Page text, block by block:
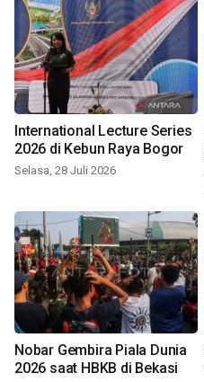
International Lecture Series
2026 di Kebun Raya Bogor
Selasa, 28 Juli 2026
Nobar Gembira Piala Dunia
2026 saat HBKB di Bekasi